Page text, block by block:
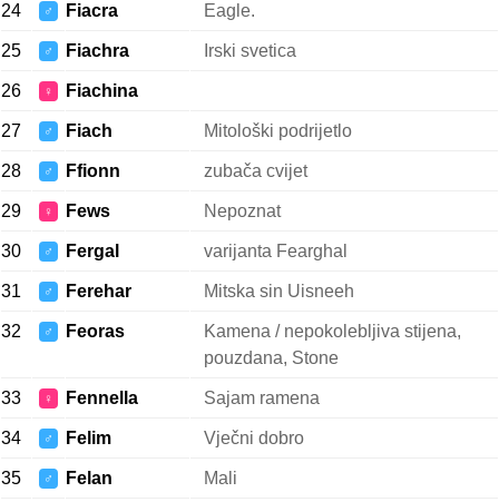
24 ♂ Fiacra Eagle.
25 ♂ Fiachra Irski svetica
26 ♀ Fiachina
27 ♂ Fiach Mitološki podrijetlo
28 ♂ Ffionn zubača cvijet
29 ♀ Fews Nepoznat
30 ♂ Fergal varijanta Fearghal
31 ♂ Ferehar Mitska sin Uisneeh
32 ♂ Feoras
Kamena / nepokolebljiva stijena,
pouzdana, Stone
33 ♀ Fennella Sajam ramena
34 ♂ Felim Vječni dobro
35 ♂ Felan Mali